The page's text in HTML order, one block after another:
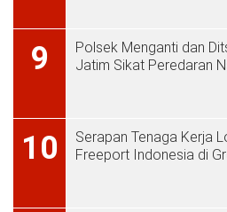
9
Polsek Menganti dan
Jatim Sikat Peredaran
10
Serapan Tenaga Kerja
Freeport Indonesia di